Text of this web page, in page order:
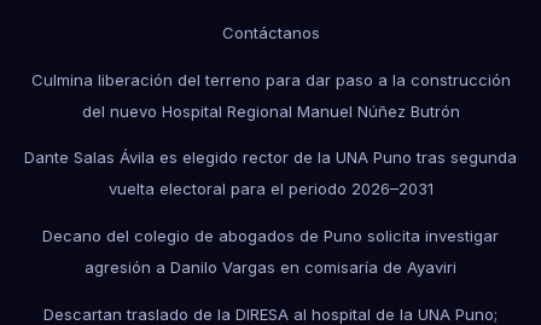
Contáctanos
Culmina liberación del terreno para dar paso a la construcción
del nuevo Hospital Regional Manuel Núñez Butrón
Dante Salas Ávila es elegido rector de la UNA Puno tras segunda
vuelta electoral para el periodo 2026–2031
Decano del colegio de abogados de Puno solicita investigar
agresión a Danilo Vargas en comisaría de Ayaviri
Descartan traslado de la DIRESA al hospital de la UNA Puno;